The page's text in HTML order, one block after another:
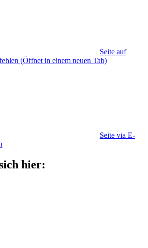
Seite auf
(Öffnet in einem neuen Tab)
Seite via E-
hier: